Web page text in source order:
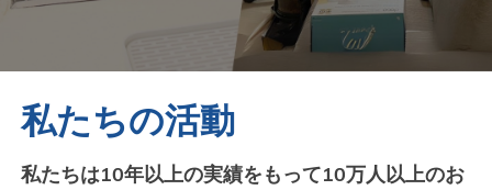
私たちの活動
私たちは10年以上の実績をもって10万人以上のお